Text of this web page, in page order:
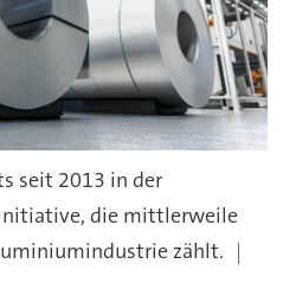
seit 2013 in der
die mittlerweile
zählt.